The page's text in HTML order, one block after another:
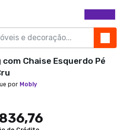
Chaise Esquerdo Pé
por Mobly